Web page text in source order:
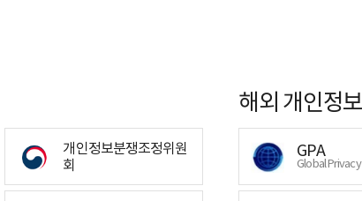
개인정보분쟁조정위원
회
해외 개인정
GPA
Global